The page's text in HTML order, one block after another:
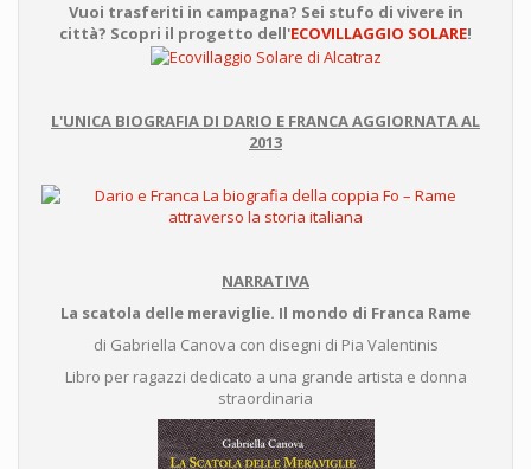
Vuoi trasferiti in campagna? Sei stufo di vivere in
città? Scopri il progetto dell'ECOVILLAGGIO SOLARE!
L'UNICA BIOGRAFIA DI DARIO E FRANCA AGGIORNATA AL
2013
NARRATIVA
La scatola delle meraviglie. Il mondo di Franca Rame
di Gabriella Canova con disegni di Pia Valentinis
Libro per ragazzi dedicato a una grande artista e donna
straordinaria